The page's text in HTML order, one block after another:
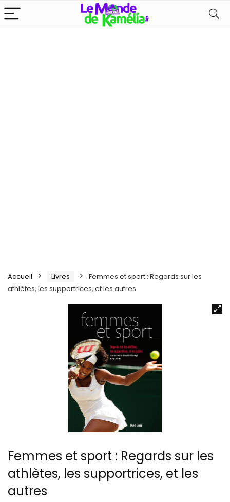
Accueil Livres
Femmes et sport : Regards sur les
athlètes, les supportrices, et les autres
Femmes et sport : Regards sur les
athlètes, les supportrices, et les
autres